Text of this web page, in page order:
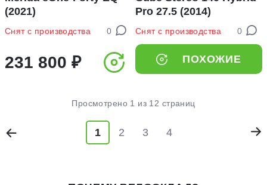
(2021)
Снят с производства 0
231 800 ₽
Pro 27.5 (2014)
Снят с производства 0
ПОХОЖИЕ
Просмотрено 1 из 12 страниц
1 2 3 4